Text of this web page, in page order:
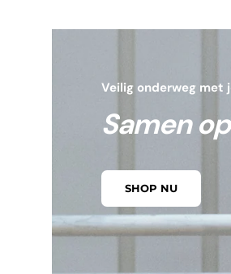
Veilig onderweg met
Samen
SHOP NU